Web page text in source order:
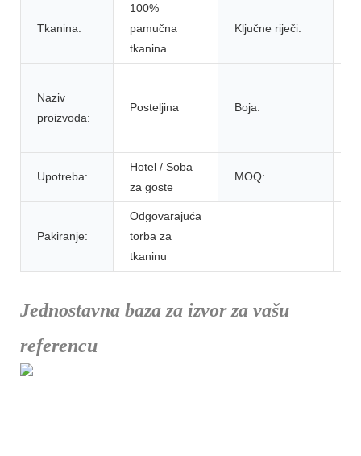
Tkanina:
100%
pamučna
tkanina
Ključne riječi:
Naziv
proizvoda:
Posteljina Boja:
Upotreba:
Hotel / Soba
za goste
MOQ:
Pakiranje:
Odgovarajuća
torba za
tkaninu
Jednostavna baza za izvor za vašu
referencu